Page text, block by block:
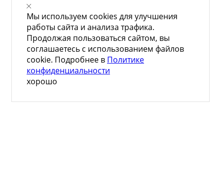
Мы используем cookies для улучшения
работы сайта и анализа трафика.
Продолжая пользоваться сайтом, вы
соглашаетесь с использованием файлов
cookie. Подробнее в Политике
конфиденциальности
хорошо